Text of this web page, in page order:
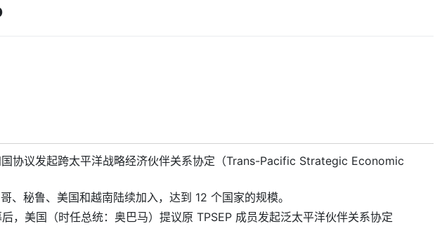
协议发起跨太平洋战略经济伙伴关系协定（Trans-Pacific Strategic Economic
、秘鲁、美国和越南陆续加入，达到 12 个国家的规模。
，美国（时任总统：奥巴马）提议原 TPSEP 成员发起泛太平洋伙伴关系协定